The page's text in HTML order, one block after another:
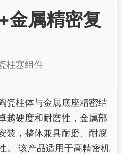
金属精密复
柱塞组件
瓷柱体与金属底座精密结
越硬度和耐磨性，金属部
装，整体兼具耐磨、耐腐
。 该产品适用于高精密机